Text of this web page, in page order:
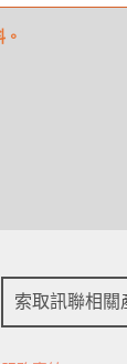
索取訊聯相關